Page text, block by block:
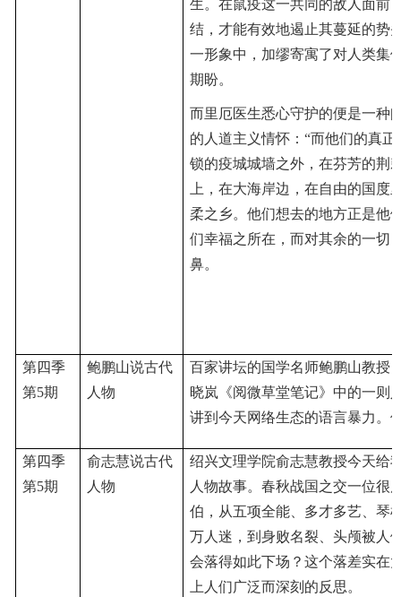
生。在鼠疫这一共同的敌人面前
结，才能有效地遏止其蔓延的势
一形象中，加缪寄寓了对人类集
期盼。
而里厄医生悉心守护的便是一种
的人道主义情怀： “而他们的真
锁的疫城城墙之外，在芬芳的荆
上，在大海岸边，在自由的国度
柔之乡。他们想去的地方正是他
们幸福之所在，而对其余的一切
鼻。
第四季
第5期
鲍鹏山说古代
人物
百家讲坛的国学名师鲍鹏山教授
晓岚《阅微草堂笔记》中的一则
讲到今天网络生态的语言暴力。
第四季
第5期
俞志慧说古代
人物
绍兴文理学院俞志慧教授今天给
人物故事。春秋战国之交一位很
伯，从五项全能、多才多艺、琴
万人迷，到身败名裂、头颅被人
会落得如此下场？这个落差实在
上人们广泛而深刻的反思。